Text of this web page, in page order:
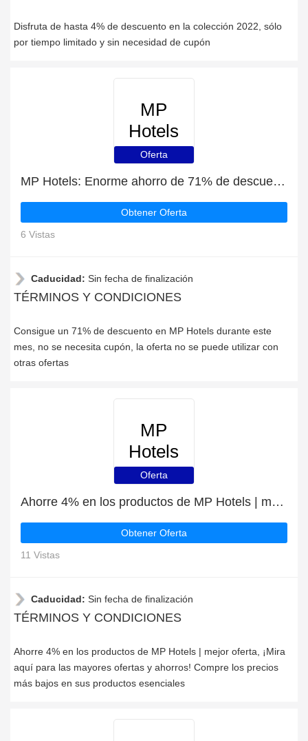
Disfruta de hasta 4% de descuento en la colección 2022, sólo
por tiempo limitado y sin necesidad de cupón
MP
Hotels
Oferta
MP Hotels: Enorme ahorro de 71% de descuento en toda la web sólo durante este mes
Obtener Oferta
6 Vistas
Caducidad: Sin fecha de finalización
TÉRMINOS Y CONDICIONES
Consigue un 71% de descuento en MP Hotels durante este
mes, no se necesita cupón, la oferta no se puede utilizar con
otras ofertas
MP
Hotels
Oferta
Ahorre 4% en los productos de MP Hotels | mejor oferta
Obtener Oferta
11 Vistas
Caducidad: Sin fecha de finalización
TÉRMINOS Y CONDICIONES
Ahorre 4% en los productos de MP Hotels | mejor oferta, ¡Mira
aquí para las mayores ofertas y ahorros! Compre los precios
más bajos en sus productos esenciales